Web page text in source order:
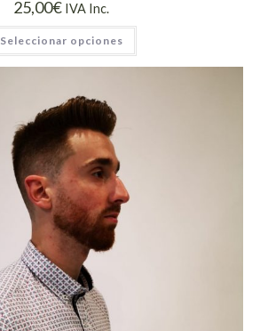
25,00€ IVA Inc.
Seleccionar opciones